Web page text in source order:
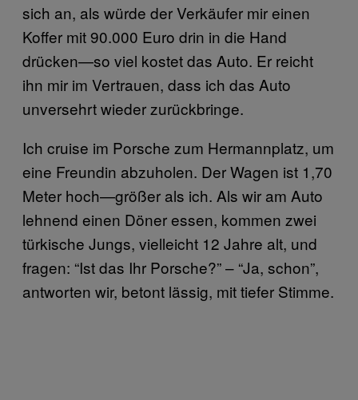
sich an, als würde der Verkäufer mir einen
Koffer mit 90.000 Euro drin in die Hand
drücken—so viel kostet das Auto. Er reicht
ihn mir im Vertrauen, dass ich das Auto
unversehrt wieder zurückbringe.
Ich cruise im Porsche zum Hermannplatz, um
eine Freundin abzuholen. Der Wagen ist 1,70
Meter hoch—größer als ich. Als wir am Auto
lehnend einen Döner essen, kommen zwei
türkische Jungs, vielleicht 12 Jahre alt, und
fragen: “Ist das Ihr Porsche?” – “Ja, schon”,
antworten wir, betont lässig, mit tiefer Stimme.